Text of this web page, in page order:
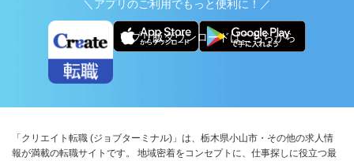
＼アプリのご利用でもっと便利に！／
アプリ版ダウンロードはこちらから
「クリエイト転職 (ジョブターミナル)」は、栃木県小山市・その他の求人情
報が満載の転職サイトです。 地域密着をコンセプトに、仕事探しに役立つ最